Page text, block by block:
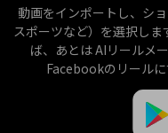
動画をインポートし、シ
スポーツなど）を選択し
ば、あとは AIリールメ
Facebookのリールに